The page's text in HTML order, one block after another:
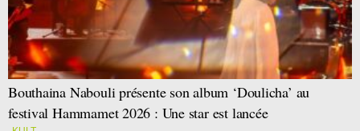
Bouthaina Nabouli présente son album ‘Doulicha’ au
festival Hammamet 2026 : Une star est lancée